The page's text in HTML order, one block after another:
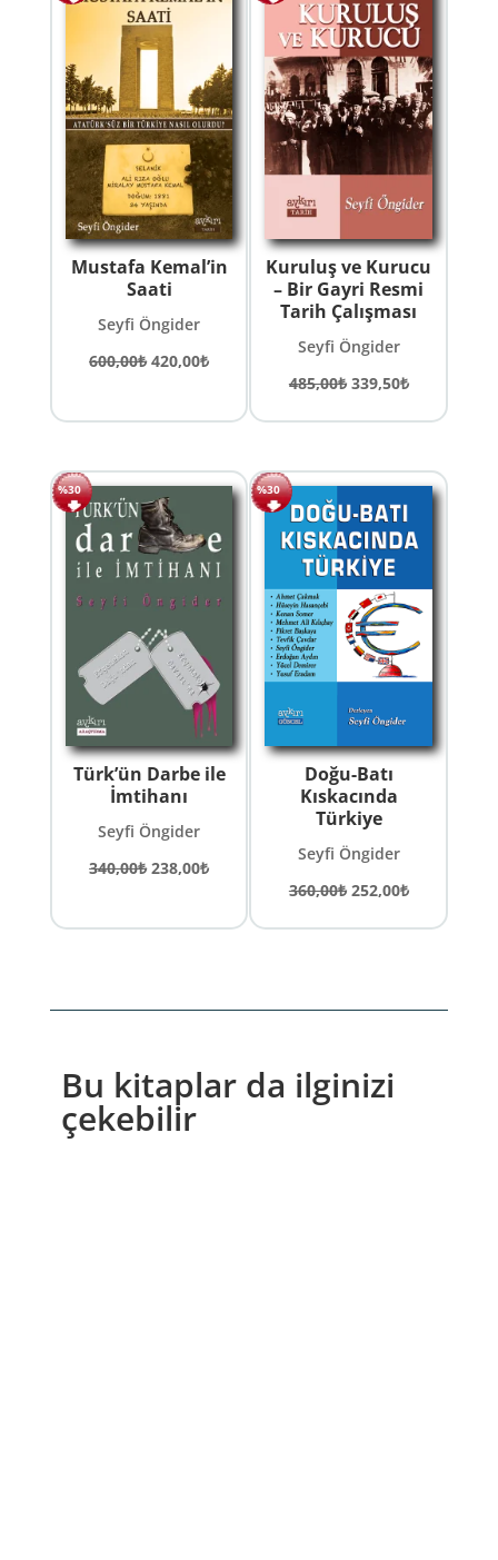
Mustafa Kemal’in
Saati
Seyfi Öngider
600,00₺ Orijinal
420,00₺Şu
fiyat:
Kuruluş ve Kurucu
– Bir Gayri Resmi
Tarih Çalışması
Seyfi Öngider
485,00₺ Orijinal
339,50₺Şu
andaki
Türk’ün Darbe ile
İmtihanı
Seyfi Öngider
340,00₺ Orijinal
238,00₺Şu
fiyat:
%30
Doğu-Batı
Kıskacında
Türkiye
Seyfi Öngider
360,00₺ Orijinal
252,00₺Şu
andaki
%30
Bu kitaplar da ilginizi
çekebilir